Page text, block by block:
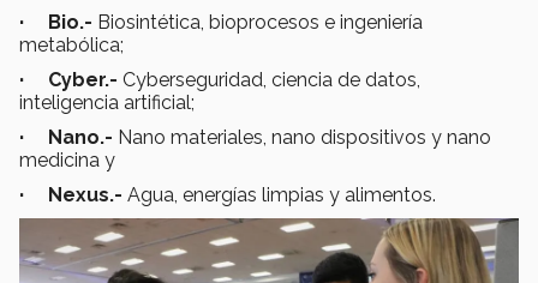
· Bio.- Biosintética, bioprocesos e ingeniería
metabólica;
· Cyber.- Cyberseguridad, ciencia de datos,
inteligencia artificial;
· Nano.- Nano materiales, nano dispositivos y nano
medicina y
· Nexus.- Agua, energías limpias y alimentos.